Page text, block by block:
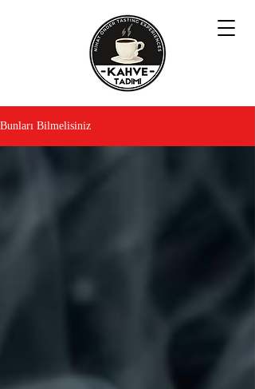
Bunları Bilmelisiniz